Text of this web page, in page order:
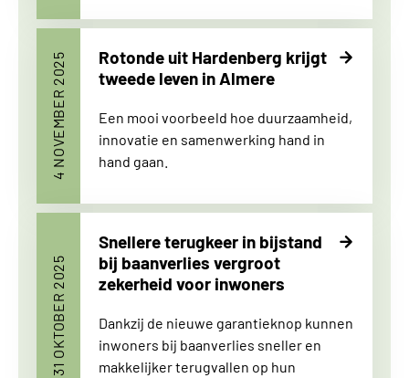
Rotonde uit Hardenberg krijgt
tweede leven in Almere
4 NOVEMBER 2025
Een mooi voorbeeld hoe duurzaamheid,
innovatie en samenwerking hand in
hand gaan.
Snellere terugkeer in bijstand
bij baanverlies vergroot
zekerheid voor inwoners
31 OKTOBER 2025
Dankzij de nieuwe garantieknop kunnen
inwoners bij baanverlies sneller en
makkelijker terugvallen op hun